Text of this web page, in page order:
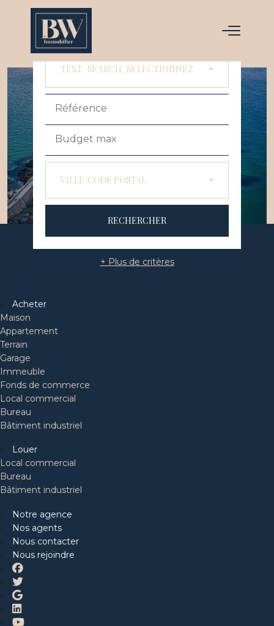
ACHETER
TEXT_SEARCH_SELECTIONNEZ
VILLE/CODE POSTAL
RECHERCHER
+ Plus de critères
Acheter
Maison
Appartement
Terrain
Garage
Immeuble
Fonds de commerce
Local commercial
Bureau
Bâtiment industriel
Louer
Local commercial
Bureau
Bâtiment industriel
Notre agence
Nos agents
Nous contacter
Nous rejoindre